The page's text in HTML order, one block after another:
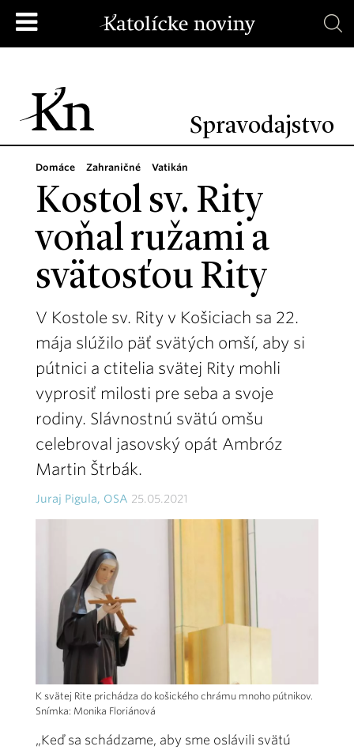
Spravodajstvo
Domáce Zahraničné Vatikán
Kostol sv. Rity
voňal ružami a
svätosťou Rity
V Kostole sv. Rity v Košiciach sa 22.
mája slúžilo päť svätých omší, aby si
pútnici a ctitelia svätej Rity mohli
vyprosiť milosti pre seba a svoje
rodiny. Slávnostnú svätú omšu
celebroval jasovský opát Ambróz
Martin Štrbák.
Juraj Pigula, OSA 25.05.2021
K svätej Rite prichádza do košického chrámu mnoho pútnikov.
Snímka: Monika Floriánová
„Keď sa schádzame, aby sme oslávili svätú